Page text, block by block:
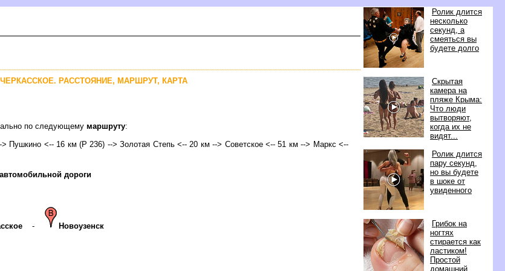
Ролик длится
несколько
секунд, а
смеяться вы
удете долго
Скрытая
камера на
пляже Крыма:
Что люди
ытворяют,
когда их не
идят...
Ролик длится
пару секунд,
но вы будете
шоке от
увиденного
Грибок на
ногтях
стирается как
ластиком!
Простой
домашний
РАССТОЯНИЕ, МАРШРУТ, КАРТА
по следующему маршруту:
Пушкино <-- 16 км (Р 236) --> Золотая Степь <-- 20 км --> Советское <-- 51 км --> Маркс <--
дороги
- Новоузенск